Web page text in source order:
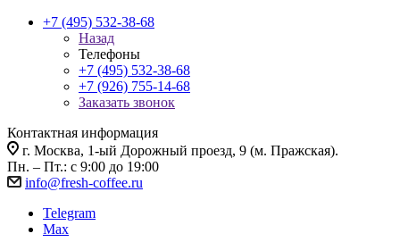
+7 (495) 532-38-68
Назад
Телефоны
+7 (495) 532-38-68
+7 (926) 755-14-68
Заказать звонок
Контактная информация
г. Москва, 1-ый Дорожный проезд, 9 (м. Пражская).
Пн. – Пт.: с 9:00 до 19:00
info@fresh-coffee.ru
Telegram
Max